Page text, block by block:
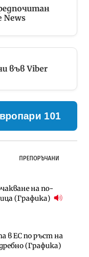
News
във Viber
101
ПРЕПОРЪЧАНИ
на по-
(Графика)
в ЕС по ръст на
(Графика)
избра
на
тунела под
паралелно с
тунела под
паралелно с
договор за
Italy